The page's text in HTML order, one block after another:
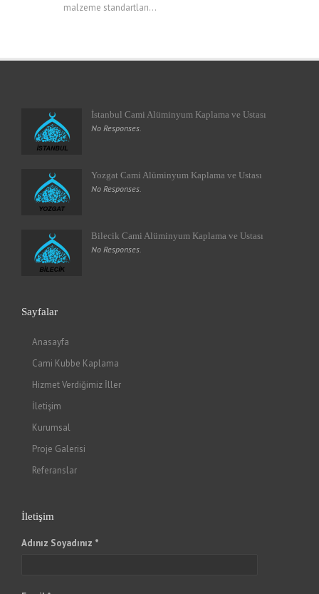
malzeme standartları...
İstanbul Cami Alüminyum Kaplama ve Ustası
No Responses.
Yozgat Cami Alüminyum Kaplama ve Ustası
No Responses.
Bilecik Cami Alüminyum Kaplama ve Ustası
No Responses.
Sayfalar
Anasayfa
Cami Kubbe Kaplama
Hizmet Verdiğimiz İller
İletişim
Kurumsal
Proje Galerisi
Referanslar
İletişim
Adınız Soyadınız *